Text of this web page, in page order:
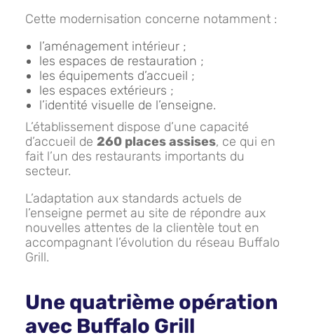
Cette modernisation concerne notamment :
l’aménagement intérieur ;
les espaces de restauration ;
les équipements d’accueil ;
les espaces extérieurs ;
l’identité visuelle de l’enseigne.
L’établissement dispose d’une capacité
d’accueil de 260 places assises, ce qui en
fait l’un des restaurants importants du
secteur.
L’adaptation aux standards actuels de
l’enseigne permet au site de répondre aux
nouvelles attentes de la clientèle tout en
accompagnant l’évolution du réseau Buffalo
Grill.
Une quatrième opération
avec Buffalo Grill